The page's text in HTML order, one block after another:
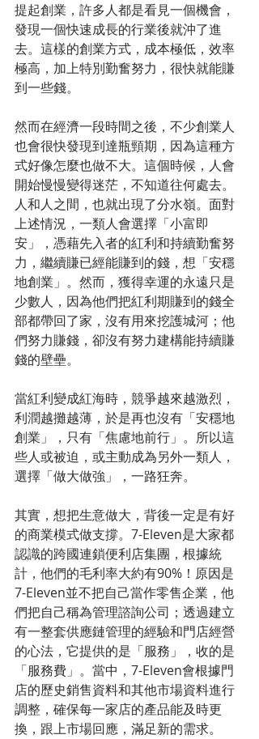
提起創業，許多人都是看見一個機會，
發現一個快速成長的行業後就沖了進
去。這樣的創業方式，成本極低，效率
極高，加上特別勤奮努力，很快就能賺
到一些錢。
然而在經濟一段時間之後，不少創業人
也會很快發現到達瓶頸期，因為這種方
式好像怎麼也做不大。這個時候，人會
開始慢慢變得迷茫，不知道往何處去。
人和人之間，也就出現了分水嶺。面對
上述情況，一類人會選擇「小富即
安」，憑藉先入者的紅利和持續勤奮努
力，繼續賺已經能賺到的錢，想「安穩
地創業」。然而，獲得幸運的永遠只是
少數人，因為他們把紅利期賺到的錢全
部都帶回了家，沒有用來挖護城河；他
們努力賺錢，卻沒有努力建構能持續賺
錢的壁壘。
當紅利變成紅海時，競爭越來越激烈，
利潤越攤越薄，於是再也沒有「安穩地
創業」，只有「焦慮地前行」。所以這
些人或被迫，或主動成為另外一類人，
選擇「做大做強」，一路狂奔。
其實，想把生意做大，背後一定是有好
的商業模式做支撐。7-Eleven是大家都
認識的跨國連鎖便利店集團，根據統
計，他們的毛利率大約有90%！原因是
7-Eleven並不把自己當作零售企業，他
們把自己稱為管理諮詢公司；透過建立
有一整套供應鏈管理的經驗和門店經營
的心法，它提供的是「服務」，收的是
「服務費」。當中，7-Eleven會根據門
店的歷史銷售資料和其他市場資料進行
調整，確保每一家店的產品能及時更
換，跟上市場回應，滿足新的需求。